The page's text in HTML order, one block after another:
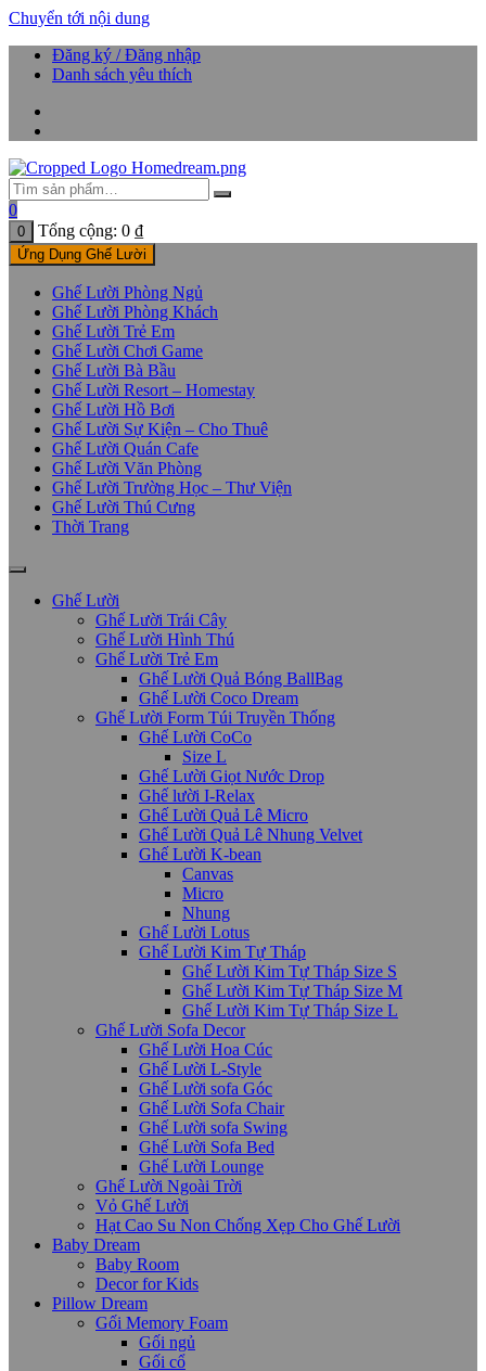
Chuyển tới nội dung
Đăng ký / Đăng nhập
Danh sách yêu thích
0
0 Tổng cộng: 0 ₫
Ứng Dụng Ghế Lười
Ghế Lười Phòng Ngủ
Ghế Lười Phòng Khách
Ghế Lười Trẻ Em
Ghế Lười Chơi Game
Ghế Lười Bà Bầu
Ghế Lười Resort – Homestay
Ghế Lười Hồ Bơi
Ghế Lười Sự Kiện – Cho Thuê
Ghế Lười Quán Cafe
Ghế Lười Văn Phòng
Ghế Lười Trường Học – Thư Viện
Ghế Lười Thú Cưng
Thời Trang
Ghế Lười
Ghế Lười Trái Cây
Ghế Lười Hình Thú
Ghế Lười Trẻ Em
Ghế Lười Quả Bóng BallBag
Ghế Lười Coco Dream
Ghế Lười Form Túi Truyền Thống
Ghế Lười CoCo
Size L
Ghế Lười Giọt Nước Drop
Ghế lười I-Relax
Ghế Lười Quả Lê Micro
Ghế Lười Quả Lê Nhung Velvet
Ghế Lười K-bean
Canvas
Micro
Nhung
Ghế Lười Lotus
Ghế Lười Kim Tự Tháp
Ghế Lười Kim Tự Tháp Size S
Ghế Lười Kim Tự Tháp Size M
Ghế Lười Kim Tự Tháp Size L
Ghế Lười Sofa Decor
Ghế Lười Hoa Cúc
Ghế Lười L-Style
Ghế Lười sofa Góc
Ghế Lười Sofa Chair
Ghế Lười sofa Swing
Ghế Lười Sofa Bed
Ghế Lười Lounge
Ghế Lười Ngoài Trời
Vỏ Ghế Lười
Hạt Cao Su Non Chống Xẹp Cho Ghế Lười
Baby Dream
Baby Room
Decor for Kids
Pillow Dream
Gối Memory Foam
Gối ngủ
Gối cổ